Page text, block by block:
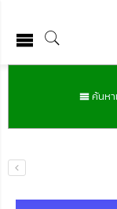
ค้นหา